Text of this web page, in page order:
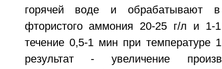
горячей воде и обрабатывают
фтористого аммония 20-25 г/л и 1-
течение 0,5-1 мин при температуре
результат - увеличение